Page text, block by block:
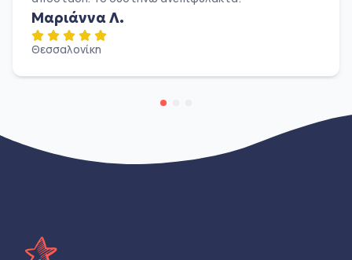
Μαριάννα Λ.
Θεσσαλονίκη